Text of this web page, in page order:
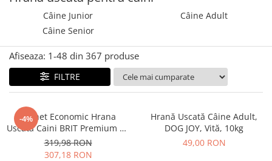
Câine Senior
Câine Junior
Câine Adult
Diete Veterinare Câini
Uscată
Umedă
Recompense Câini
Câine Junior
Câine Adult
Câine Senior
Afiseaza: 1-48 din 367 produse
FILTRE
-4%
Pachet Economic Hrana
Uscata Caini BRIT Premium by
Nature Medium Adult 2x15kg
319,98 RON
307,18 RON
Hrană Uscată Câine Adult,
DOG JOY, Vită, 10kg
49,00 RON